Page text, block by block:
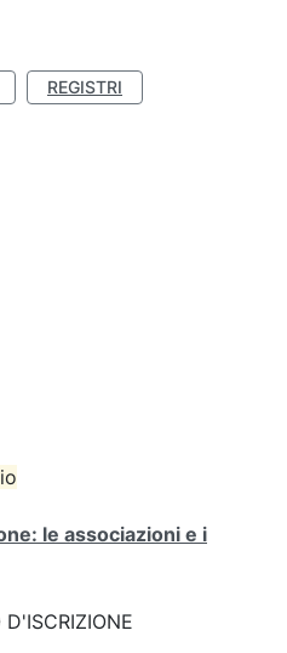
REGISTRI
le associazioni e i